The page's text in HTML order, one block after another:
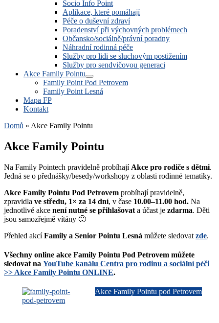
Socio Info Point
Aplikace, které pomáhají
Péče o duševní zdraví
Poradenství při výchovných problémech
Občansko/sociálně/právní poradny
Náhradní rodinná péče
Služby pro lidi se sluchovým postižením
Služby pro sendvičovou generaci
Akce Family Pointu
Family Point Pod Petrovem
Family Point Lesná
Mapa FP
Kontakt
Domů » Akce Family Pointu
Akce Family Pointu
Na Family Pointech pravidelně probíhají Akce pro rodiče s dětmi.
Jedná se o přednášky/besedy/workshopy z oblasti rodinné tematiky.
Akce Family Pointu Pod Petrovem probíhají pravidelně,
zpravidla ve středu, 1× za 14 dní, v čase 10.00–11.00 hod. Na
jednotlivé akce není nutné se přihlašovat a účast je zdarma. Děti
jsou samozřejmě vítány 🙂
Přehled akcíFamily a Senior Pointu Lesná můžete sledovat zde.
Všechny online akce Family Pointu Pod Petrovem můžete
sledovat na YouTube kanálu Centra pro rodinu a sociální péči
>> Akce Family Pointu ONLINE.
Akce Family Pointu pod Petrovem